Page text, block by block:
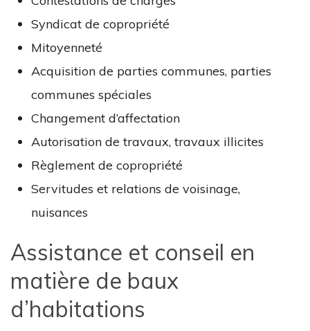
Syndicat de copropriété
Mitoyenneté
Acquisition de parties communes, parties
communes spéciales
Changement d’affectation
Autorisation de travaux, travaux illicites
Règlement de copropriété
Servitudes et relations de voisinage,
nuisances
Assistance et conseil en
matière de baux
d’habitations